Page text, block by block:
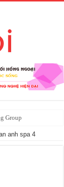
Group
anh spa 4